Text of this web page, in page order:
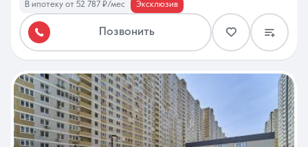
В ипотеку от 52 787 ₽/мес Эксклюзив
Позвонить